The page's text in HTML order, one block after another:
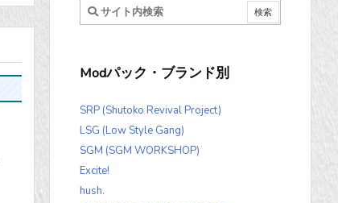
Modパック・ブランド別
SRP (Shutoko Revival Project)
LSG (Low Style Gang)
SGM (SGM WORKSHOP)
Excite!
hush.